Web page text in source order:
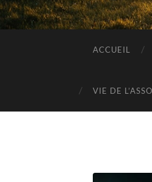
ACCUEIL
VIE DE